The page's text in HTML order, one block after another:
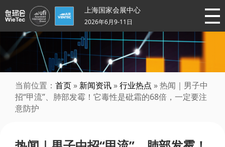
上海国家会展中心
2026年6月9-11日
当前位置： 首页 » 新闻资讯 »行业热点 » 热闻｜男子中
招“甲流”、肺部发霉！它毒性是砒霜的68倍，一定要注
意防护